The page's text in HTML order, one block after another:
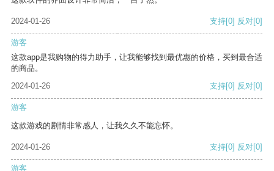
2024-01-26 支持[0] 反对[0]
游客
这款app是我购物的得力助手，让我能够找到最优惠的价格，买到最合适
的商品。
2024-01-26
支持[0] 反对[0]
游客
这款游戏的剧情非常感人，让我久久不能忘怀。
2024-01-26 支持[0] 反对[0]
游客